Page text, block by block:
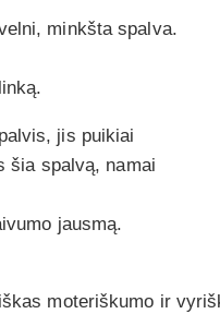
minkšta spalva.
jis puikiai
šia spalvą, namai
jausmą.
moteriškumo ir